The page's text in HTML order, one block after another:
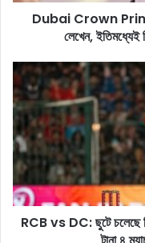
i
n
c
e
:
দে
শে
র
ভা
Dubai Crown Prince:
লেখেন, ইতিমধ্যেই
R
C
B
v
s
D
C
:
ছু
RCB vs DC: ছুটে চলেছে